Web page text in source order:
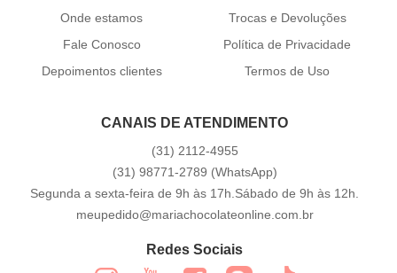
Onde estamos
Fale Conosco
Depoimentos clientes
Trocas e Devoluções
Política de Privacidade
Termos de Uso
CANAIS DE ATENDIMENTO
(31) 2112-4955
(31) 98771-2789 (WhatsApp)
Segunda a sexta-feira de 9h às 17h.Sábado de 9h às 12h.
meupedido@mariachocolateonline.com.br
Redes Sociais